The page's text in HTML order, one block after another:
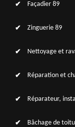
Façadier 89
Zinguerie 89
Nettoyage et
Réparation et
Réparateur,
Bâchage de